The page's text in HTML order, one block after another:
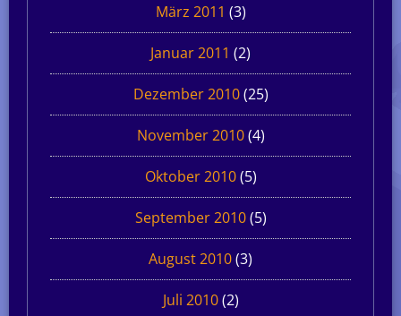
März 2011 (3)
Januar 2011 (2)
Dezember 2010(25)
November 2010(4)
Oktober 2010(5)
September 2010(5)
August 2010(3)
Juli 2010(2)